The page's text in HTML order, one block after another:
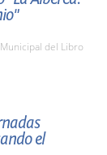
del Libro
el